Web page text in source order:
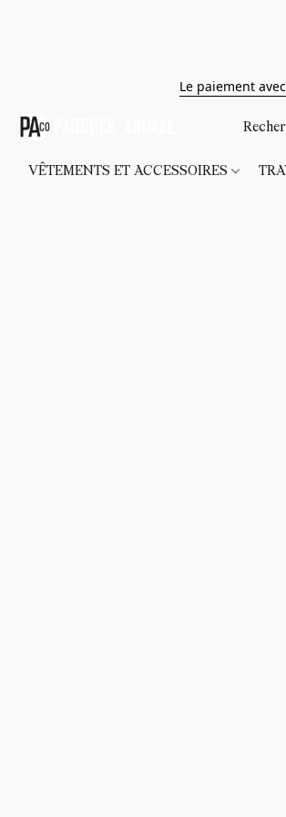
Le paiement
VÊTEMENTS ET ACCESSOIRES